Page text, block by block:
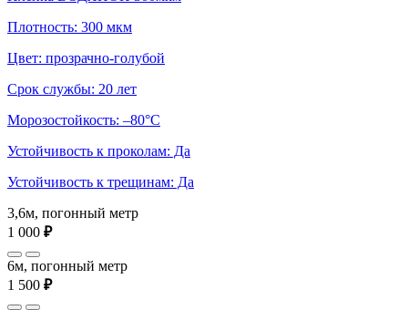
Плотность: 300 мкм
Цвет: прозрачно-голубой
Срок службы: 20 лет
Морозостойкость: –80°С
Устойчивость к проколам: Да
Устойчивость к трещинам: Да
3,6м, погонный метр
1 000 ₽
6м, погонный метр
1 500 ₽